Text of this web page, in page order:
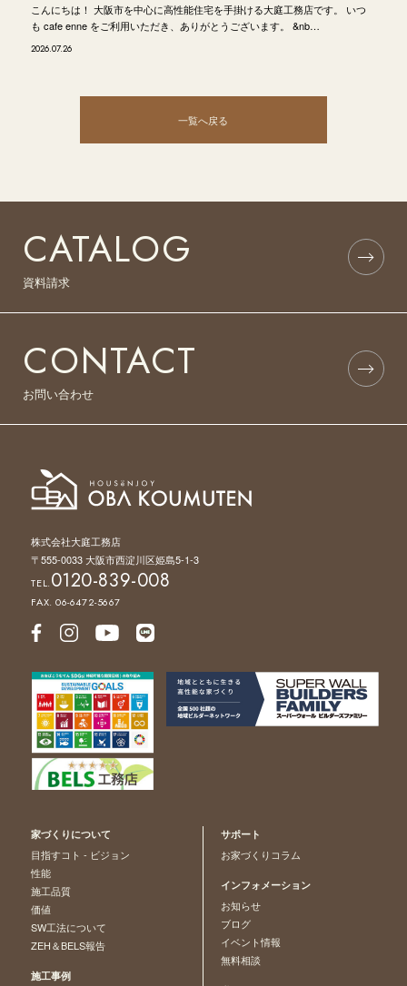
こんにちは！ 大阪市を中心に高性能住宅を手掛ける大庭工務店です。 いつ
も cafe enne をご利用いただき、ありがとうございます。 &nb…
2026.07.26
一覧へ戻る
CATALOG
資料請求
CONTACT
お問い合わせ
株式会社大庭工務店
〒555-0033 大阪市西淀川区姫島5-1-3
TEL.0120-839-008
FAX. 06-6472-5667
家づくりについて
目指すコト - ビジョン
性能
施工品質
価値
SW工法について
ZEH＆BELS報告
施工事例
サポート
お家づくりコラム
インフォメーション
お知らせ
ブログ
イベント情報
無料相談